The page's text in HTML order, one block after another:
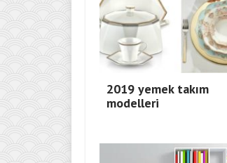
2019 yemek takım
modelleri